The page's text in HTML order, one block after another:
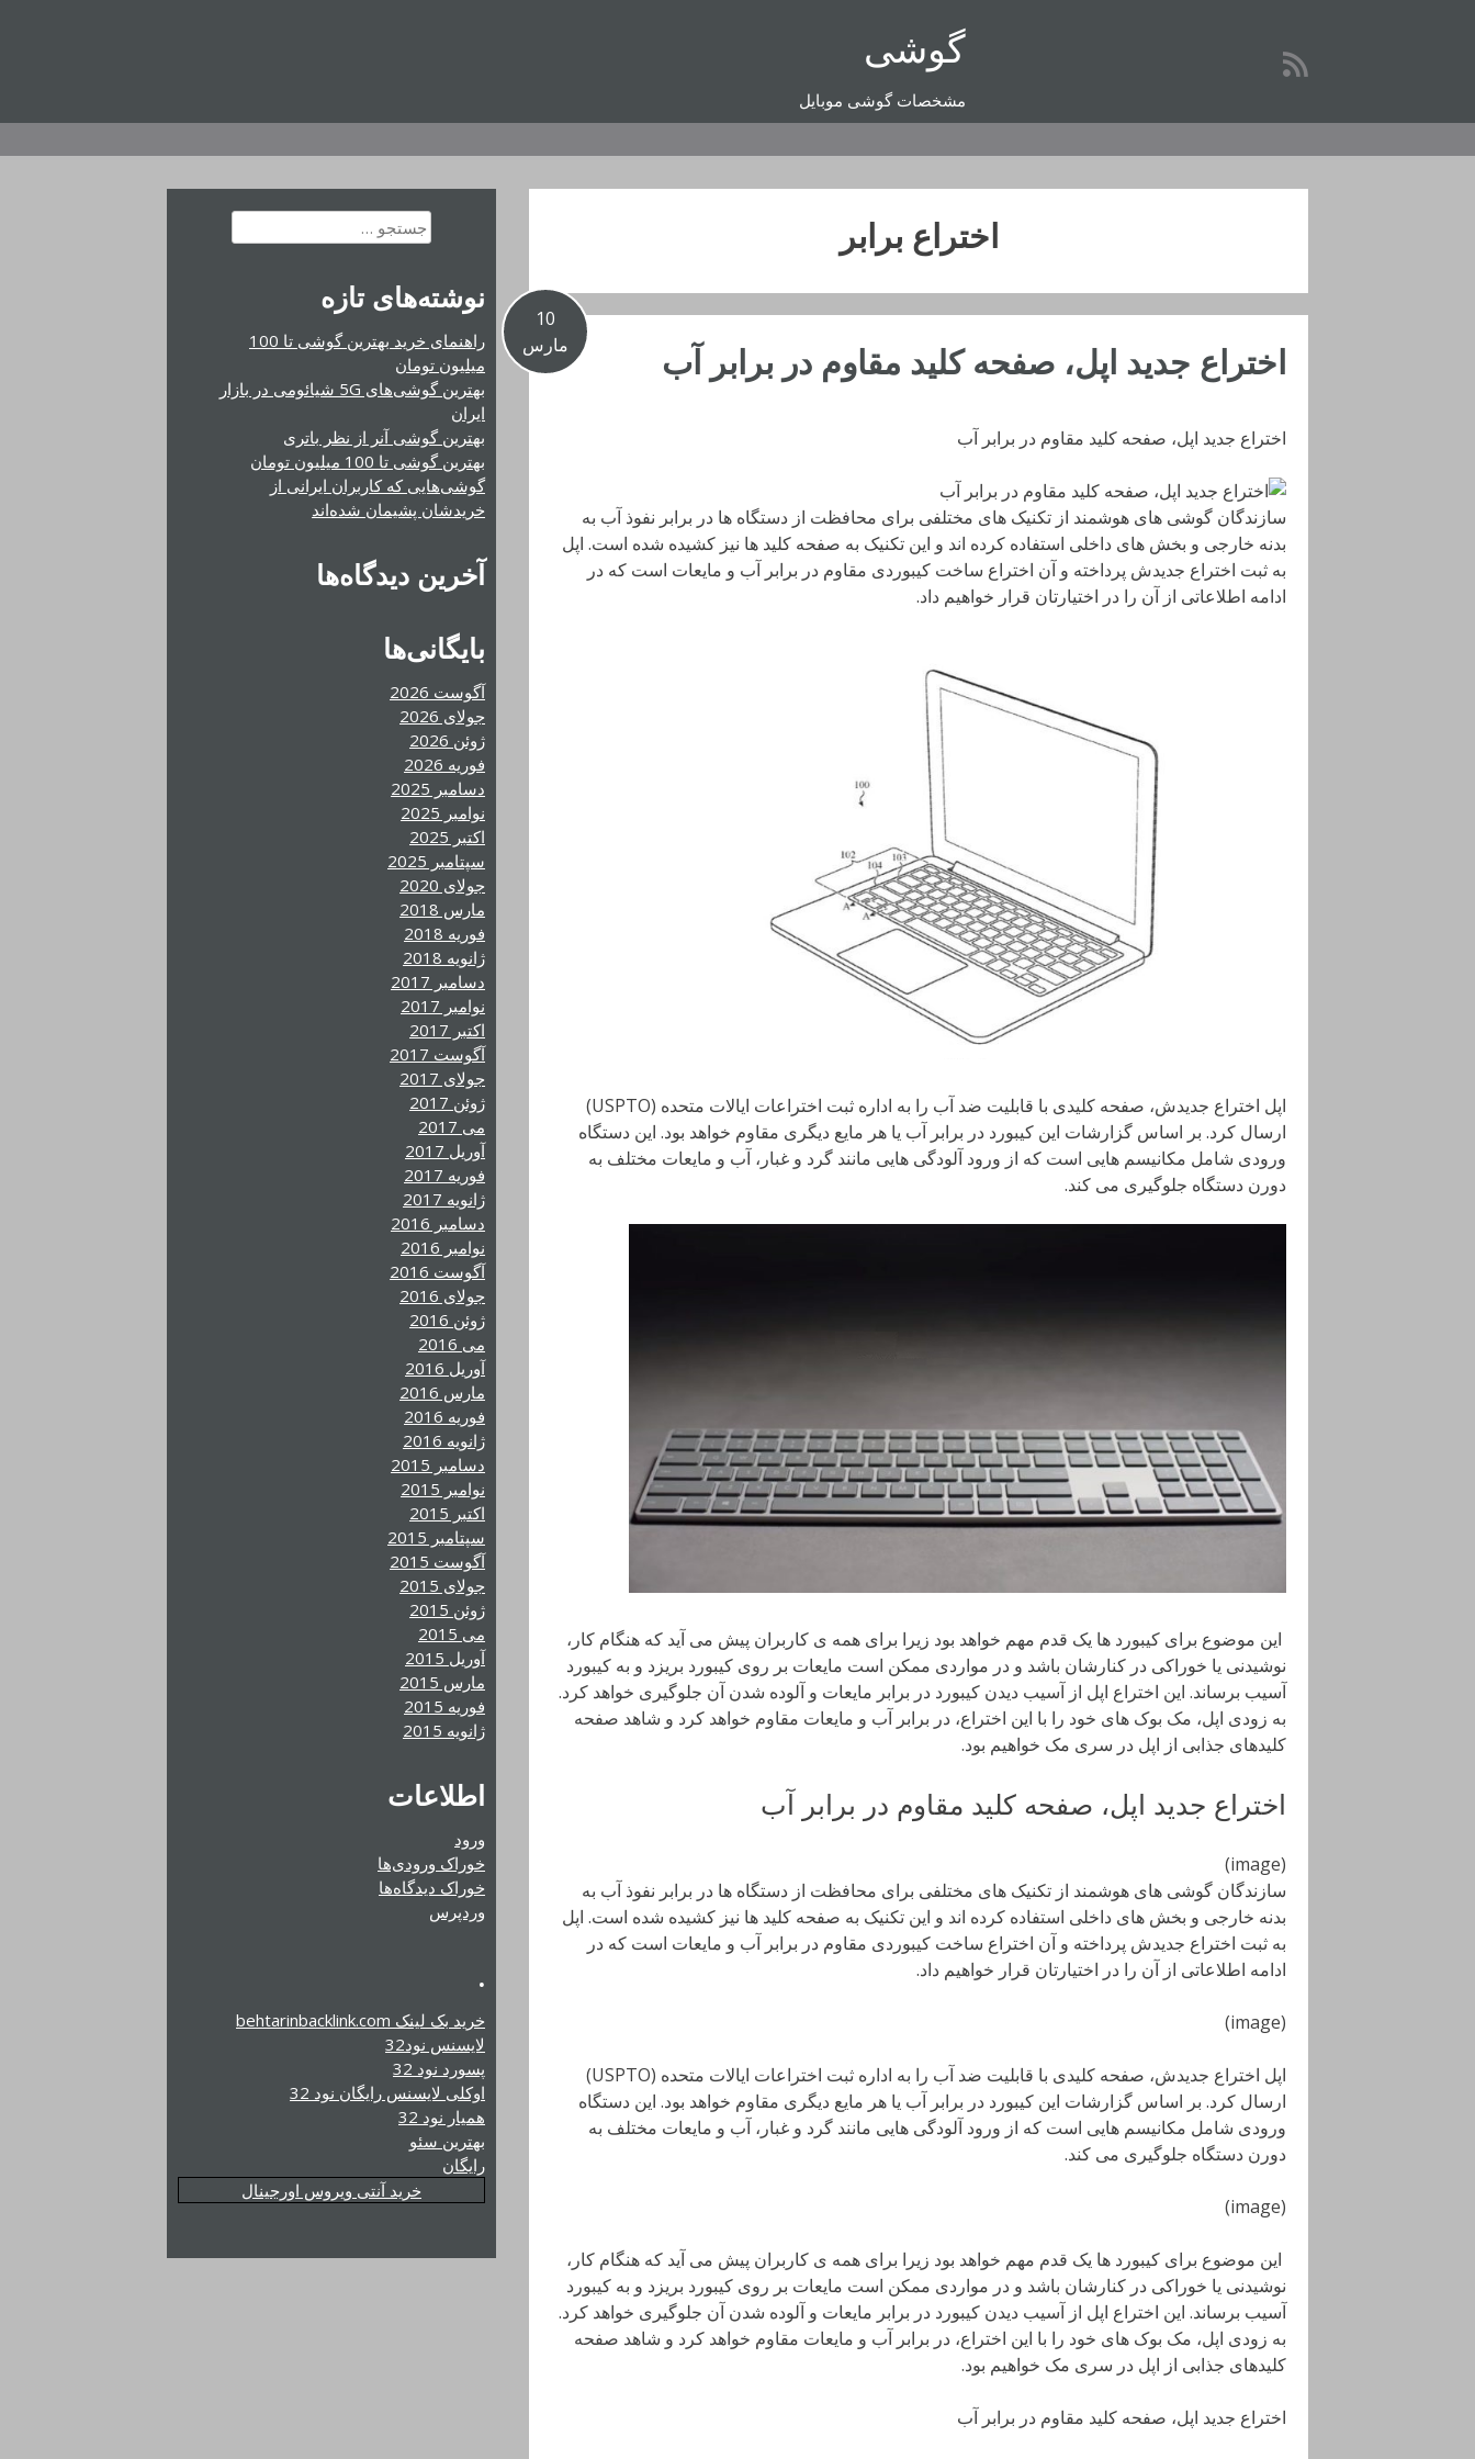
گوشی
مشخصات گوشی موبایل
اختراع برابر
10
مارس
اختراع جدید اپل، صفحه کلید مقاوم در برابر آب
اختراع جدید اپل، صفحه کلید مقاوم در برابر آب
سازندگان گوشی های هوشمند از تکنیک های مختلفی برای محافظت از دستگاه ها در برابر نفوذ آب به
بدنه خارجی و بخش های داخلی استفاده کرده اند و این تکنیک به صفحه کلید ها نیز کشیده شده است. اپل
به ثبت اختراع جدیدش پرداخته و آن اختراع ساخت کیبوردی مقاوم در برابر آب و مایعات است که در
ادامه اطلاعاتی از آن را در اختیارتان قرار خواهیم داد.
اپل اختراع جدیدش، صفحه کلیدی با قابلیت ضد آب را به اداره ثبت اختراعات ایالات متحده (USPTO)
ارسال کرد. بر اساس گزارشات این کیبورد در برابر آب یا هر مایع دیگری مقاوم خواهد بود. این دستگاه
ورودی شامل مکانیسم هایی است که از ورود آلودگی هایی مانند گرد و غبار، آب و مایعات مختلف به
دورن دستگاه جلوگیری می کند.
این موضوع برای کیبورد ها یک قدم مهم خواهد بود زیرا برای همه ی کاربران پیش می آید که هنگام کار،
نوشیدنی یا خوراکی در کنارشان باشد و در مواردی ممکن است مایعات بر روی کیبورد بریزد و به کیبورد
آسیب برساند. این اختراع اپل از آسیب دیدن کیبورد در برابر مایعات و آلوده شدن آن جلوگیری خواهد کرد.
به زودی اپل، مک بوک های خود را با این اختراع، در برابر آب و مایعات مقاوم خواهد کرد و شاهد صفحه
کلیدهای جذابی از اپل در سری مک خواهیم بود.
اختراع جدید اپل، صفحه کلید مقاوم در برابر آب
(image)
سازندگان گوشی های هوشمند از تکنیک های مختلفی برای محافظت از دستگاه ها در برابر نفوذ آب به
بدنه خارجی و بخش های داخلی استفاده کرده اند و این تکنیک به صفحه کلید ها نیز کشیده شده است. اپل
به ثبت اختراع جدیدش پرداخته و آن اختراع ساخت کیبوردی مقاوم در برابر آب و مایعات است که در
ادامه اطلاعاتی از آن را در اختیارتان قرار خواهیم داد.
(image)
اپل اختراع جدیدش، صفحه کلیدی با قابلیت ضد آب را به اداره ثبت اختراعات ایالات متحده (USPTO)
ارسال کرد. بر اساس گزارشات این کیبورد در برابر آب یا هر مایع دیگری مقاوم خواهد بود. این دستگاه
ورودی شامل مکانیسم هایی است که از ورود آلودگی هایی مانند گرد و غبار، آب و مایعات مختلف به
دورن دستگاه جلوگیری می کند.
(image)
این موضوع برای کیبورد ها یک قدم مهم خواهد بود زیرا برای همه ی کاربران پیش می آید که هنگام کار،
نوشیدنی یا خوراکی در کنارشان باشد و در مواردی ممکن است مایعات بر روی کیبورد بریزد و به کیبورد
آسیب برساند. این اختراع اپل از آسیب دیدن کیبورد در برابر مایعات و آلوده شدن آن جلوگیری خواهد کرد.
به زودی اپل، مک بوک های خود را با این اختراع، در برابر آب و مایعات مقاوم خواهد کرد و شاهد صفحه
کلیدهای جذابی از اپل در سری مک خواهیم بود.
اختراع جدید اپل، صفحه کلید مقاوم در برابر آب
جستجو
برای:
نوشته‌های تازه
راهنمای خرید بهترین گوشی تا 100
میلیون تومان
بهترین گوشی‌های 5G شیائومی در بازار
ایران
بهترین گوشی آنر از نظر باتری
بهترین گوشی تا 100 میلیون تومان
گوشی‌هایی که کاربران ایرانی از
خریدشان پشیمان شده‌اند
آخرین دیدگاه‌ها
بایگانی‌ها
آگوست 2026
جولای 2026
ژوئن 2026
فوریه 2026
دسامبر 2025
نوامبر 2025
اکتبر 2025
سپتامبر 2025
جولای 2020
مارس 2018
فوریه 2018
ژانویه 2018
دسامبر 2017
نوامبر 2017
اکتبر 2017
آگوست 2017
جولای 2017
ژوئن 2017
می 2017
آوریل 2017
فوریه 2017
ژانویه 2017
دسامبر 2016
نوامبر 2016
آگوست 2016
جولای 2016
ژوئن 2016
می 2016
آوریل 2016
مارس 2016
فوریه 2016
ژانویه 2016
دسامبر 2015
نوامبر 2015
اکتبر 2015
سپتامبر 2015
آگوست 2015
جولای 2015
ژوئن 2015
می 2015
آوریل 2015
مارس 2015
فوریه 2015
ژانویه 2015
اطلاعات
ورود
خوراک ورودی‌ها
خوراک دیدگاه‌ها
وردپرس
.
خرید بک لینک behtarinbacklink.com
لایسنس نود32
پسورد نود 32
اوکلی لایسنس رایگان نود 32
همیار نود 32
بهترین سئو
رایگان
خرید آنتی ویروس اورجینال